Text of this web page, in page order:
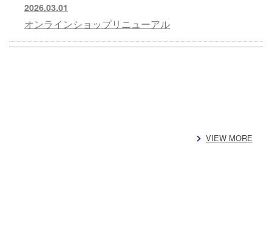
2026.03.01
オンラインショップリニューアル
VIEW MORE